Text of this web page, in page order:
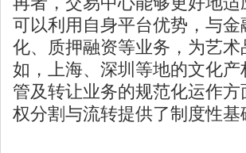
可以利用自身平台优势，与
化、质押融资等业务，为艺
如，上海、深圳等地的文化产
管及转让业务的规范化运作
权分割与流转提供了制度性基